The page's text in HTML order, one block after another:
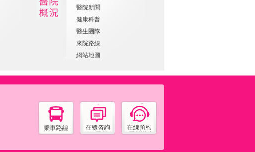
醫院新聞
健康科普
醫生團隊
來院路線
網站地圖